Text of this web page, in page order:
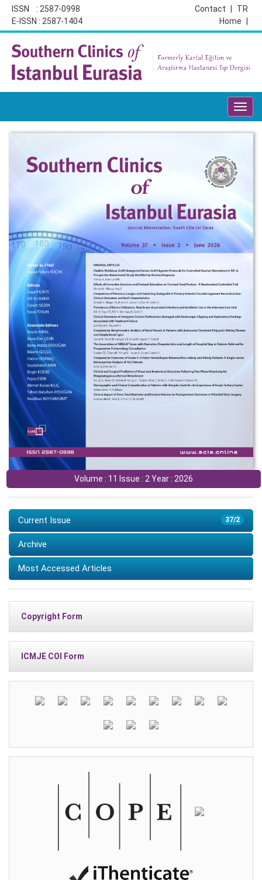
ISSN : 2587-0998
E-ISSN : 2587-1404
TR
Contact
Home
Volume : 11 Issue : 2 Year : 2026
37/2
Current Issue
Archive
Most Accessed Articles
Copyright Form
ICMJE COI Form